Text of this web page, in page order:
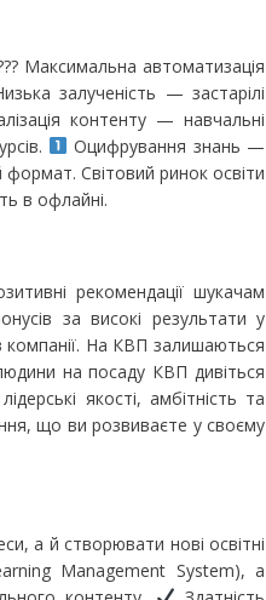
Максимальна автоматизація
залученість — застарілі
контенту — навчальні
Оцифрування знань —
Світовий ринок освіти
в офлайні.
рекомендації шукачам
за високі результати у
компанії. На КВП залишаються
на посаду КВП дивіться
якості, амбітність та
що ви розвиваєте у своєму
а й створювати нові освітні
Management System), а